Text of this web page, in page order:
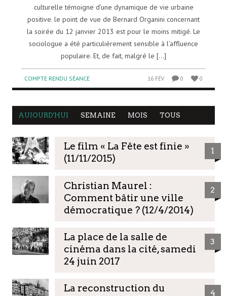
culturelle témoigne d’une dynamique de vie urbaine
positive. le point de vue de Bernard Organini concernant
la soirée du 12 janvier 2013 est pour le moins mitigé. Le
sociologue a été particulièrement sensible à l’affluence
populaire. Et, de fait, malgré le [...]
COMPTE RENDU SÉANCE 16 FÉV 0 0
AUJOURD'HUI SEMAINE MOIS TOUS
Le film « La Fête est finie »
(11/11/2015)
1
Christian Maurel :
Comment bâtir une ville
démocratique ? (12/4/2014)
2
La place de la salle de
cinéma dans la cité, samedi
24 juin 2017
3
La reconstruction du
4